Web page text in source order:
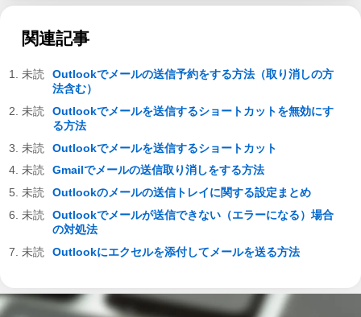
関連記事
Outlookでメールの送信予約をする方法（取り消しの方
法含む）
Outlookでメールを送信するショートカットを無効にす
る方法
Outlookでメールを送信するショートカット
Gmailでメールの送信取り消しをする方法
Outlookのメールの送信トレイに関する設定まとめ
Outlookでメールが送信できない（エラーになる）場合
の対処法
Outlookにエクセルを添付してメールを送る方法